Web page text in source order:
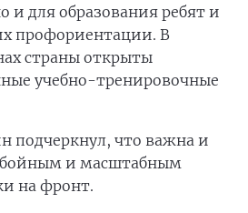
и для образования ребят и
профориентации. В
страны открыты
учебно-тренировочные
подчеркнул, что важна и
и масштабным
на фронт.